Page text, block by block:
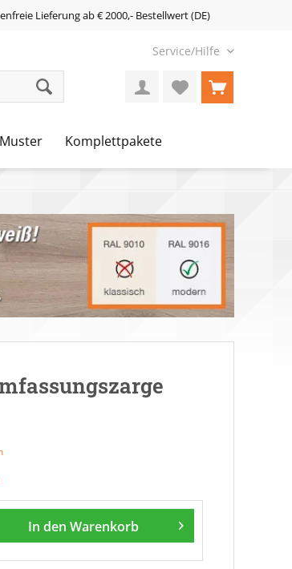
Lieferung ab € 2000,- Bestellwert (DE)
Service/Hilfe
Muster Komplettpakete
In den Warenkorb